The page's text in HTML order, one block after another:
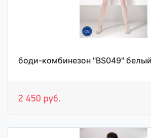
боди-комбинезон "BS049"
2 450 руб.